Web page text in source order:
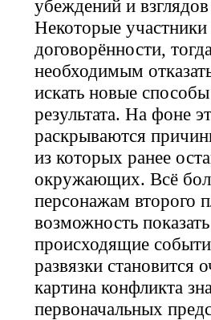
убеждений и
Некоторые
договорённости,
необходимым
искать новые
результата. На фоне
раскрываются
из которых ранее
окружающих. Всё
персонажам второго
возможность
происходящие
развязки становится
картина конфликта
первоначальных